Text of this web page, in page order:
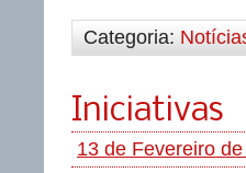
Categoria:
Iniciativas
13 de Fevereiro